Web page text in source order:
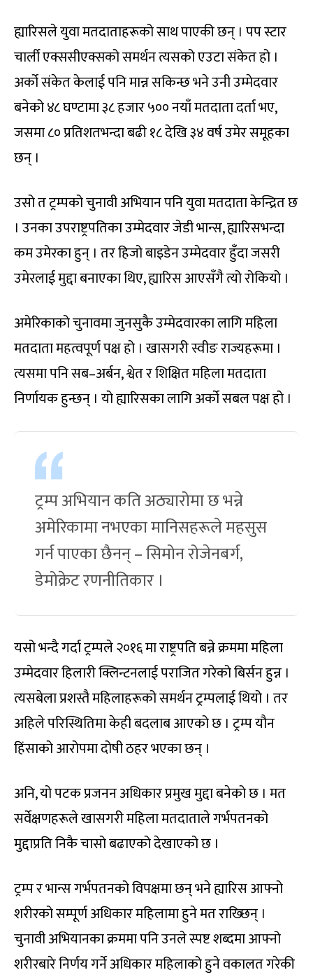
ह्यारिसले युवा मतदाताहरूको साथ पाएकी छन् । पप स्टार
चार्ली एक्ससीएक्सको समर्थन त्यसको एउटा संकेत हो ।
अर्को संकेत केलाई पनि मान्न सकिन्छ भने उनी उम्मेदवार
बनेको ४८ घण्टामा ३८ हजार ५०० नयाँ मतदाता दर्ता भए,
जसमा ८० प्रतिशतभन्दा बढी १८ देखि ३४ वर्ष उमेर समूहका
छन् ।
उसो त ट्रम्पको चुनावी अभियान पनि युवा मतदाता केन्द्रित छ
। उनका उपराष्ट्रपतिका उम्मेदवार जेडी भान्स, ह्यारिसभन्दा
कम उमेरका हुन् । तर हिजो बाइडेन उम्मेदवार हुँदा जसरी
उमेरलाई मुद्दा बनाएका थिए, ह्यारिस आएसँगै त्यो रोकियो ।
अमेरिकाको चुनावमा जुनसुकै उम्मेदवारका लागि महिला
मतदाता महत्वपूर्ण पक्ष हो । खासगरी स्वीङ राज्यहरूमा ।
त्यसमा पनि सब–अर्बन, श्वेत र शिक्षित महिला मतदाता
निर्णायक हुन्छन् । यो ह्यारिसका लागि अर्को सबल पक्ष हो ।
ट्रम्प अभियान कति अठ्यारोमा छ भन्ने
अमेरिकामा नभएका मानिसहरूले महसुस
गर्न पाएका छैनन् – सिमोन रोजेनबर्ग,
डेमोक्रेट रणनीतिकार ।
यसो भन्दै गर्दा ट्रम्पले २०१६ मा राष्ट्रपति बन्ने क्रममा महिला
उम्मेदवार हिलारी क्लिन्टनलाई पराजित गरेको बिर्सन हुन्न ।
त्यसबेला प्रशस्तै महिलाहरूको समर्थन ट्रम्पलाई थियो । तर
अहिले परिस्थितिमा केही बदलाब आएको छ । ट्रम्प यौन
हिंसाको आरोपमा दोषी ठहर भएका छन् ।
अनि, यो पटक प्रजनन अधिकार प्रमुख मुद्दा बनेको छ । मत
सर्वेक्षणहरूले खासगरी महिला मतदाताले गर्भपतनको
मुद्दाप्रति निकै चासो बढाएको देखाएको छ ।
ट्रम्प र भान्स गर्भपतनको विपक्षमा छन् भने ह्यारिस आफ्नो
शरीरको सम्पूर्ण अधिकार महिलामा हुने मत राख्छिन् ।
चुनावी अभियानका क्रममा पनि उनले स्पष्ट शब्दमा आफ्नो
शरीरबारे निर्णय गर्ने अधिकार महिलाको हुने वकालत गरेकी